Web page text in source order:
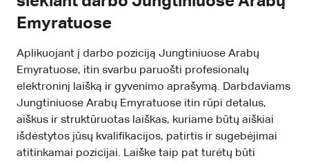
Emyratuose
Aplikuojant į darbo poziciją Jungtiniuose Arabų
Emyratuose, itin svarbu paruošti profesionalų
elektroninį laišką ir gyvenimo aprašymą. Darbdaviams
Jungtiniuose Arabų Emyratuose itin rūpi detalus,
aiškus ir struktūruotas laiškas, kuriame būtų aiškiai
išdėstytos jūsų kvalifikacijos, patirtis ir sugebėjimai
atitinkamai pozicijai. Laiške taip pat turėtų būti